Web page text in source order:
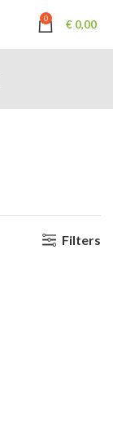
0 € 0,00
Filters